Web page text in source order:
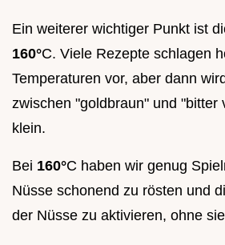
Ein weiterer wichtiger Punkt ist
160°C. Viele Rezepte schlagen
Temperaturen vor, aber dann
zwischen "goldbraun" und "bitter
klein.
Bei 160°C haben wir genug
Nüsse schonend zu rösten und
der Nüsse zu aktivieren, ohne